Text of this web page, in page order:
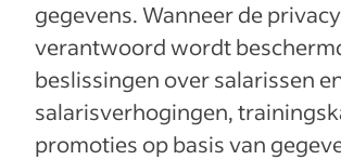
gegevens. Wanneer de privacy
verantwoord wordt
beslissingen over salarissen
salarisverhogingen,
promoties op basis van